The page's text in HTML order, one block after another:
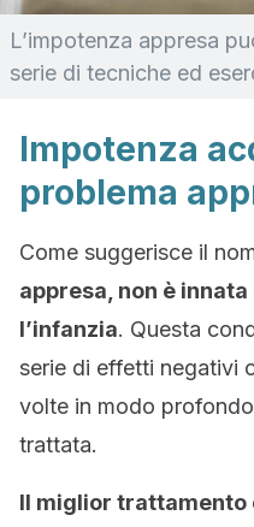
L’impotenza appresa
serie di tecniche ed
Impotenza
problema
Come suggerisce il
appresa, non è
l’infanzia. Questa
serie di effetti negativi
volte in modo
trattata.
Il miglior trattamento